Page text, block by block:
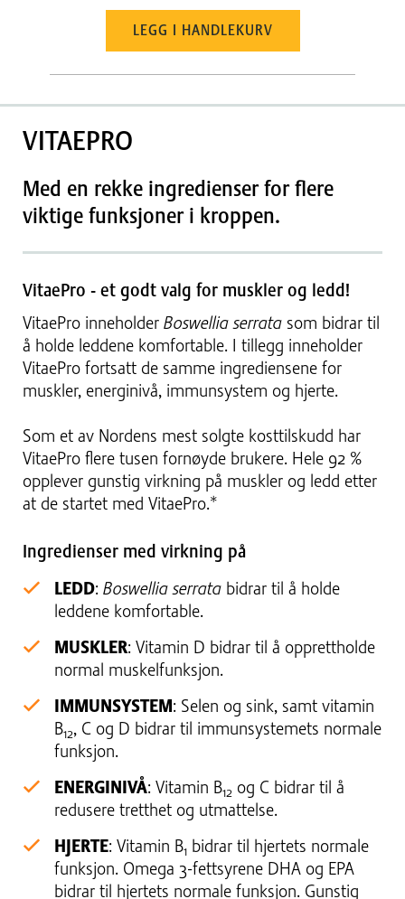
LEGG I HANDLEKURV
VITAEPRO
Med en rekke ingredienser for flere
viktige funksjoner i kroppen.
VitaePro - et godt valg for muskler og ledd!
VitaePro inneholder Boswellia serrata som bidrar til
å holde leddene komfortable. I tillegg inneholder
VitaePro fortsatt de samme ingrediensene for
muskler, energinivå, immunsystem og hjerte.
Som et av Nordens mest solgte kosttilskudd har
VitaePro flere tusen fornøyde brukere. Hele 92 %
opplever gunstig virkning på muskler og ledd etter
at de startet med VitaePro.*
Ingredienser med virkning på
LEDD: Boswellia serrata bidrar til å holde
leddene komfortable.
MUSKLER: Vitamin D bidrar til å opprettholde
normal muskelfunksjon.
IMMUNSYSTEM: Selen og sink, samt vitamin
B12, C og D bidrar til immunsystemets normale
funksjon.
ENERGINIVÅ: Vitamin B12 og C bidrar til å
redusere tretthet og utmattelse.
HJERTE: Vitamin B1 bidrar til hjertets normale
funksjon. Omega 3-fettsyrene DHA og EPA
bidrar til hjertets normale funksjon. Gunstig